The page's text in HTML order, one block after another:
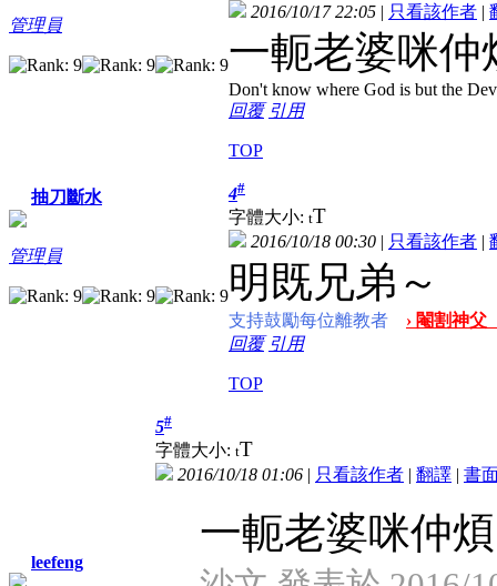
管理員
2016/10/17 22:05 | 只看該作者 |
一軛老婆咪仲
Don't know where God is but the
回覆 引用
TOP
抽刀斷水
管理員
4#
字體大小: tT
2016/10/18 00:30 | 只看該作者 |
明既兄弟～
支持鼓勵每位離教者
› 閹割神
回覆 引用
TOP
leefeng
5#
字體大小: tT
2016/10/18 01:06 | 只看該作者 | 翻譯 | 書
一軛老婆咪仲